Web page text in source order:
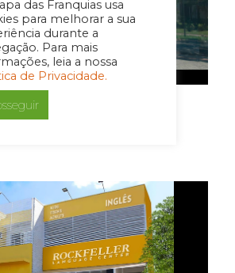
das Franquias usa
para melhorar a sua
durante a
Para mais
leia a nossa
de Privacidade.
FROTH registram
dois dígitos no primeiro